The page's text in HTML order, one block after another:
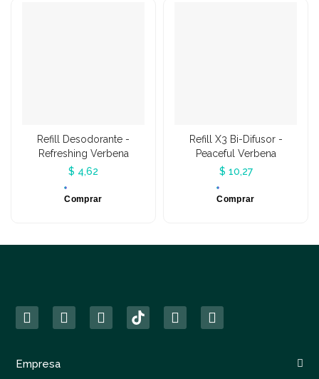
Refill Desodorante -
Refreshing Verbena
$ 4,62
Comprar
Refill X3 Bi-Difusor -
Peaceful Verbena
$ 10,27
Comprar
Empresa